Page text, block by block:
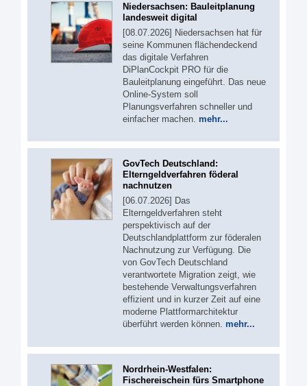
Niedersachsen: Bauleitplanung
landesweit digital
[08.07.2026] Niedersachsen hat für
seine Kommunen flächendeckend
das digitale Verfahren
DiPlanCockpit PRO für die
Bauleitplanung eingeführt. Das neue
Online-System soll
Planungsverfahren schneller und
einfacher machen. mehr...
GovTech Deutschland:
Elterngeldverfahren föderal
nachnutzen
[06.07.2026] Das
Elterngeldverfahren steht
perspektivisch auf der
Deutschlandplattform zur föderalen
Nachnutzung zur Verfügung. Die
von GovTech Deutschland
verantwortete Migration zeigt, wie
bestehende Verwaltungsverfahren
effizient und in kurzer Zeit auf eine
moderne Plattformarchitektur
überführt werden können. mehr...
Nordrhein-Westfalen:
Fischereischein fürs Smartphone